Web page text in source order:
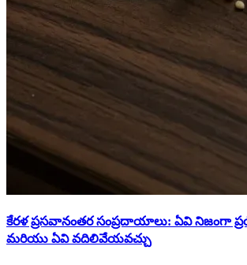
కేరళ ప్రసవానంతర సంప్రదాయాలు: ఏవి నిజంగా
మరియు ఏవి వదిలివేయవచ్చు